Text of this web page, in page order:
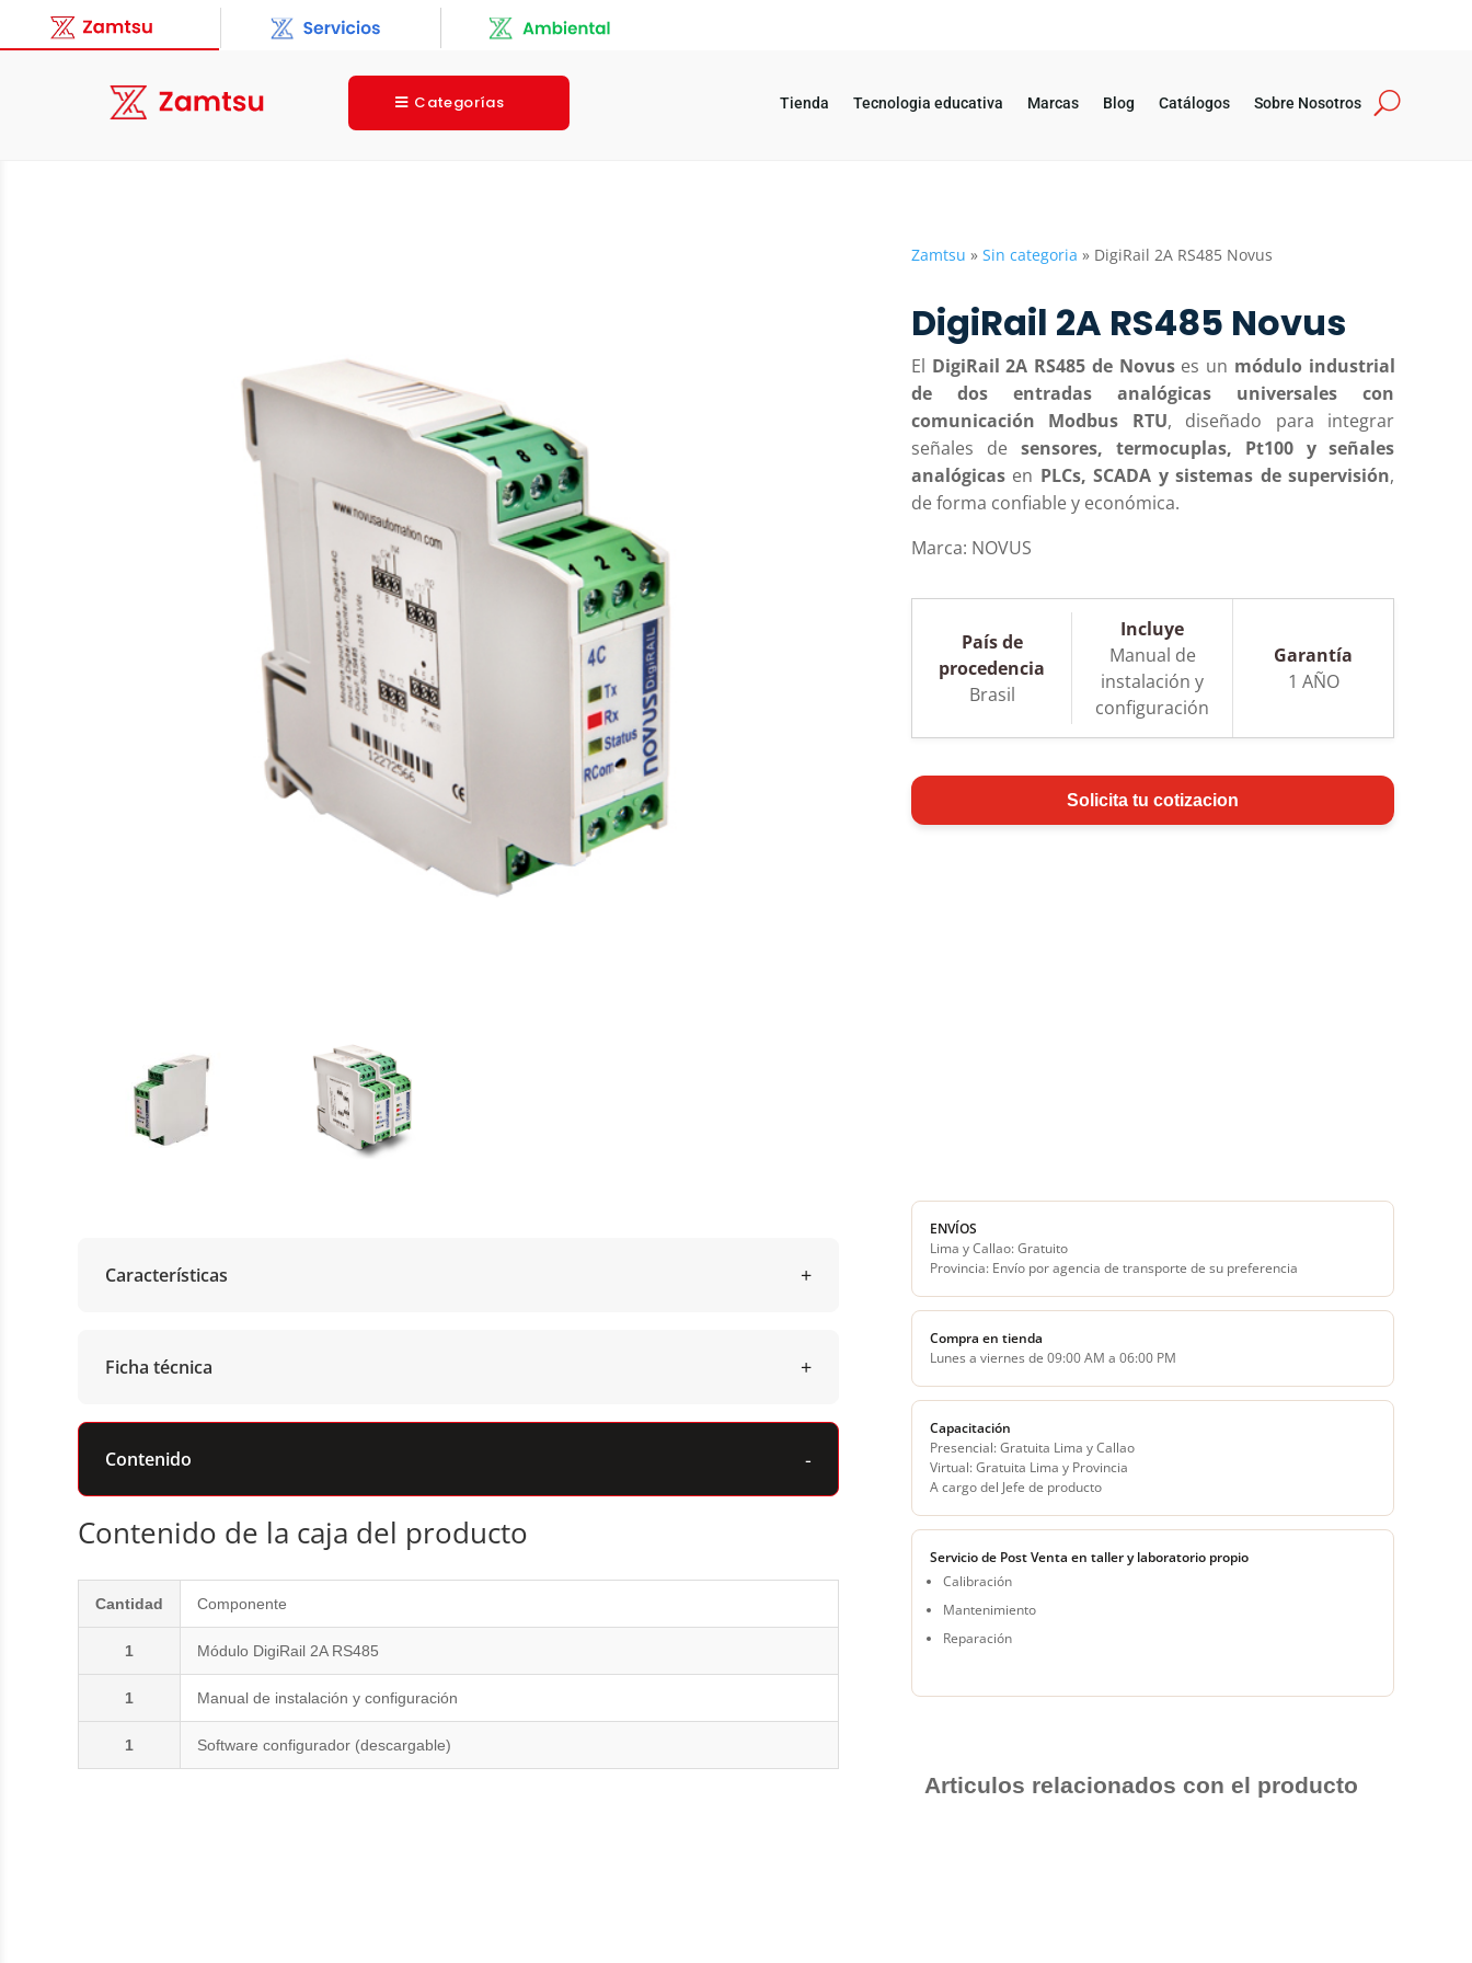
Categorías Tienda Tecnologia educativa Marcas Blog Catálogos Sobre Nosotros
Zamtsu » Sin categoria » DigiRail 2A RS485 Novus
DigiRail 2A RS485 Novus
El DigiRail 2A RS485 de Novuses un módulo industrial
de dos entradas analógicas universales con
comunicación Modbus RTU, diseñado para integrar
señales de sensores, termocuplas, Pt100 y señales
analógicasen PLCs, SCADA y sistemas de supervisión,
de forma confiable y económica.
Marca: NOVUS
País de
procedencia
Brasil
Incluye
Manual de
instalación y
configuración
Garantía
1 AÑO
Solicita tu cotizacion
Características
Ficha técnica
Contenido
Contenido de la caja del producto
Cantidad Componente
1 Módulo DigiRail 2A RS485
1 Manual de instalación y configuración
1 Software configurador (descargable)
ENVÍOS
Lima y Callao: Gratuito
Provincia: Envío por agencia de transporte de su preferencia
Compra en tienda
Lunes a viernes de 09:00 AM a 06:00 PM
Capacitación
Presencial: Gratuita Lima y Callao
Virtual: Gratuita Lima y Provincia
A cargo del Jefe de producto
Servicio de Post Venta en taller y laboratorio propio
Calibración
Mantenimiento
Reparación
Articulos relacionados con el producto